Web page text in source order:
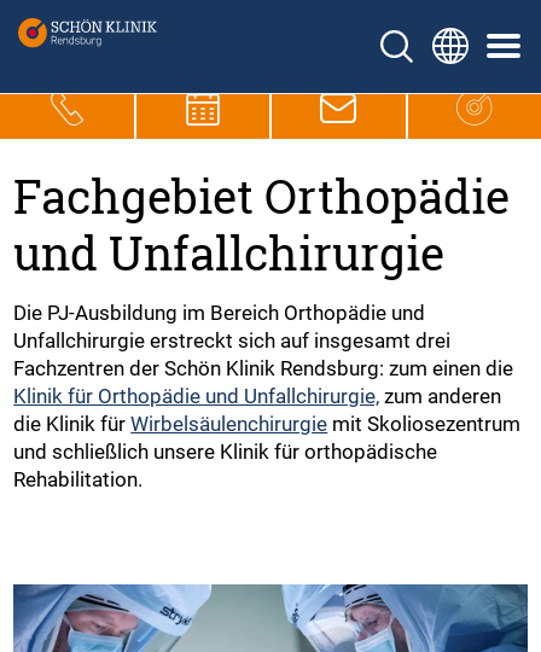
Fachgebiet Orthopädie
und Unfallchirurgie
Die PJ-Ausbildung im Bereich Orthopädie und
Unfallchirurgie erstreckt sich auf insgesamt drei
Fachzentren der Schön Klinik Rendsburg: zum einen die
Klinik für Orthopädie und Unfallchirurgie, zum anderen
die Klinik fürWirbelsäulenchirurgie mit Skoliosezentrum
und schließlich unsere Klinik für orthopädische
Rehabilitation.